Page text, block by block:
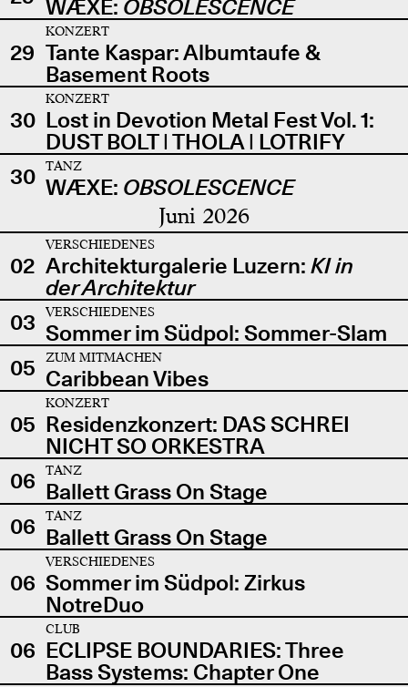
WÆXE: OBSOLESCENCE
29
KONZERT
Tante Kaspar: Albumtaufe &
Basement Roots
30
KONZERT
Lost in Devotion Metal Fest Vol. 1:
DUST BOLT | THOLA | LOTRIFY
30
TANZ
WÆXE: OBSOLESCENCE
Juni 2026
02
VERSCHIEDENES
Architekturgalerie Luzern: KI in
der Architektur
03
VERSCHIEDENES
Sommer im Südpol: Sommer-Slam
05
ZUM MITMACHEN
Caribbean Vibes
05
KONZERT
Residenzkonzert: DAS SCHREI
NICHT SO ORKESTRA
06
TANZ
Ballett Grass On Stage
06
TANZ
Ballett Grass On Stage
06
VERSCHIEDENES
Sommer im Südpol: Zirkus
NotreDuo
06
CLUB
ECLIPSE BOUNDARIES: Three
Bass Systems: Chapter One